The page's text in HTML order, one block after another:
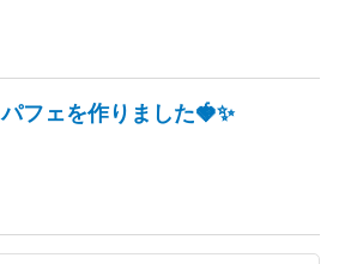
パフェを作りました🍓✨